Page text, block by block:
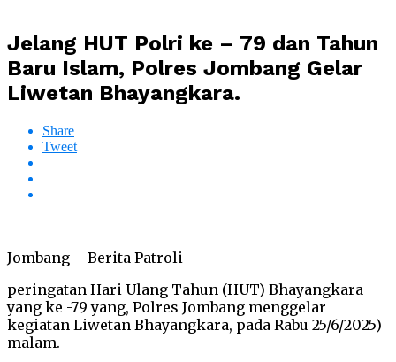
Jelang HUT Polri ke – 79 dan Tahun
Baru Islam, Polres Jombang Gelar
Liwetan Bhayangkara.
Share
Tweet
Jombang – Berita Patroli
peringatan Hari Ulang Tahun (HUT) Bhayangkara
yang ke -79 yang, Polres Jombang menggelar
kegiatan Liwetan Bhayangkara, pada Rabu 25/6/2025)
malam.